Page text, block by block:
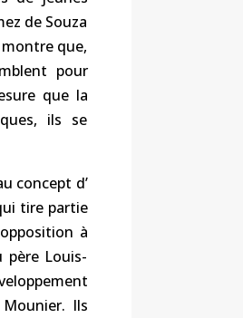
de Souza
que,
pour
que la
ils se
concept d’
tire partie
à
père Louis-
Ils